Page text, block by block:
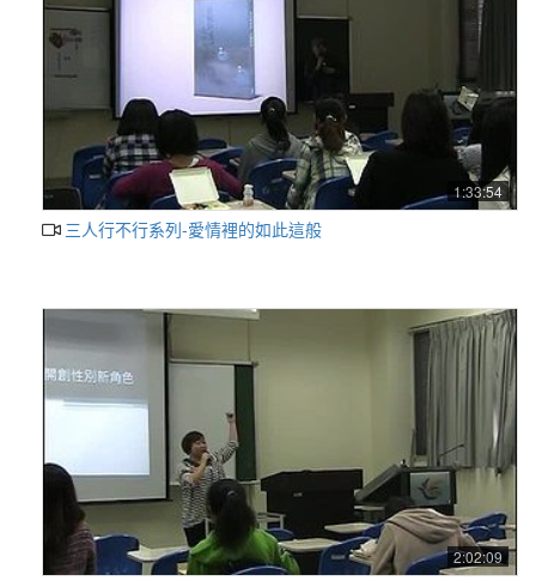
1:33:54
三人行不行系列-愛情裡的如此這般
2:02:09